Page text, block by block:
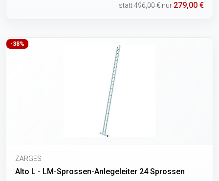
statt496,00 € nur 279,00 €
-38%
ZARGES
Alto L - LM-Sprossen-Anlegeleiter 24 Sprossen